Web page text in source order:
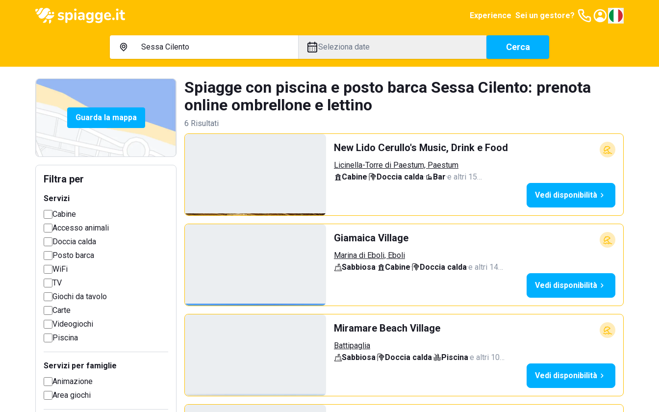
Experience Sei un gestore?
Seleziona date Cerca
Guarda la mappa
Filtra per
Servizi
Cabine
Accesso animali
Doccia calda
Posto barca
WiFi
TV
Giochi da tavolo
Carte
Videogiochi
Piscina
Servizi per famiglie
Animazione
Area giochi
Spiagge con piscina e posto barca Sessa Cilento: prenota
online ombrellone e lettino
6 Risultati
New Lido Cerullo's Music, Drink e Food
Licinella-Torre di Paestum, Paestum
Cabine· Doccia calda· Bar·e altri 15…
Vedi disponibilità
Giamaica Village
Marina di Eboli, Eboli
Sabbiosa· Cabine· Doccia calda·e altri 14…
Vedi disponibilità
Miramare Beach Village
Battipaglia
Sabbiosa· Doccia calda· Piscina·e altri 10…
Vedi disponibilità